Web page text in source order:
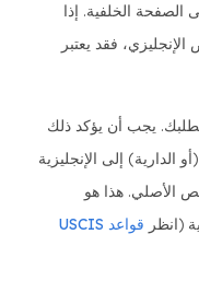
الصفحة الخلفية. إذا
فقد يعتبر
يجب أن يؤكد ذلك
إلى الإنجليزية
الأصلي. هذا هو
(انظر
قواعد USCIS